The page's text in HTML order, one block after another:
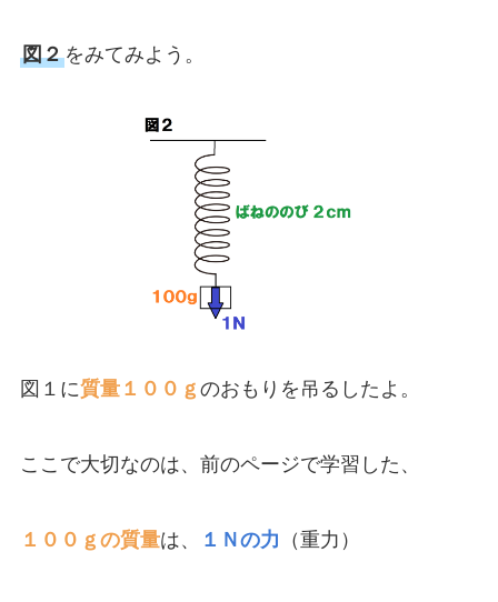
図２をみてみよう。
図１に質量１００ｇ のおもりを吊るしたよ。
ここで大切なのは、前のページで学習した、
１００ｇの質量は、 １Ｎの力 （重力）